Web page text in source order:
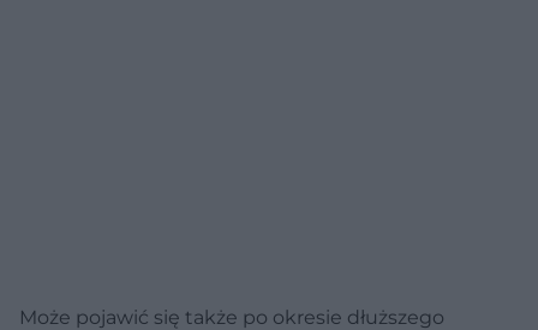
Może pojawić się także po okresie dłuższego